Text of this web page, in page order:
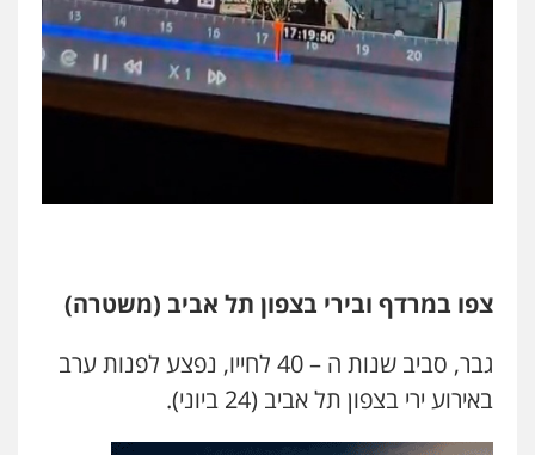
0507446995
משרד עורכי דין טאי שרקי
פלילי מרב"ד
0547556464
עו"ד שאדי נאטור
פלילי פשיעה חמורה מעצרים וחקירות
צפו במרדף ובירי בצפון תל אביב (משטרה)
גבר, סביב שנות ה – 40 לחייו, נפצע לפנות ערב
באירוע ירי בצפון תל אביב (24 ביוני).